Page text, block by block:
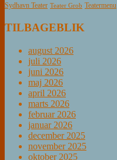
Sydhavn Teater Teater Grob Teatermenu
TILBAGEBLIK
august 2026
juli 2026
juni 2026
maj 2026
april 2026
marts 2026
februar 2026
januar 2026
december 2025
november 2025
oktober 2025